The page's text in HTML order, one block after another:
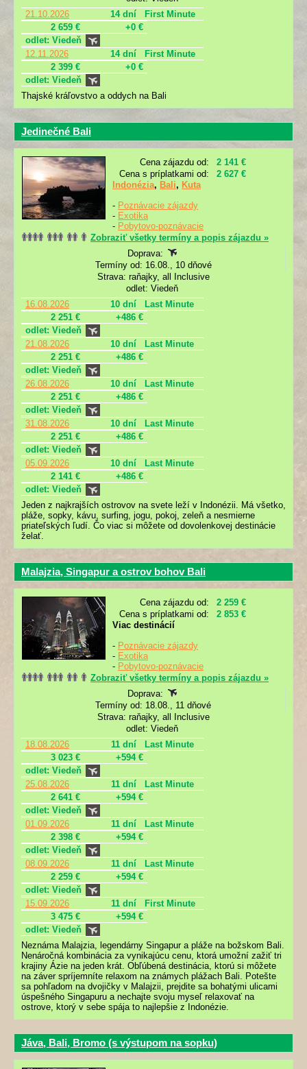
21.10.2026
14 dní
First Minute
2 659 €
+0 €
odlet: Viedeň
12.11.2026
14 dní
First Minute
2 399 €
+0 €
odlet: Viedeň
Thajské kráľovstvo a oddych na Bali
Jedinečné Bali
Cena zájazdu od:
2 141 €
Cena s príplatkami od:
2 627 €
Indonézia, Bali, Kuta
- Poznávacie zájazdy
- Exotika
- Pobytovo-poznávacie
Zobraziť všetky termíny a popis zájazdu »
Doprava:
Termíny od: 16.08., 10 dňové
Strava: raňajky, all Inclusive
odlet: Viedeň
16.08.2026
10 dní
Last Minute
2 251 €
+486 €
odlet: Viedeň
21.08.2026
10 dní
Last Minute
2 251 €
+486 €
odlet: Viedeň
26.08.2026
10 dní
Last Minute
2 251 €
+486 €
odlet: Viedeň
31.08.2026
10 dní
Last Minute
2 251 €
+486 €
odlet: Viedeň
05.09.2026
10 dní
Last Minute
2 141 €
+486 €
odlet: Viedeň
Jeden z najkrajších ostrovov na svete leží v Indonézii. Má všetko,
pláže, sopky, kávu, surfing, jogu, pokoj, zeleň a nesmierne
priateľských ľudí. Čo viac si môžete od dovolenkovej destinácie
želať.
Malajzia, Singapur a ostrov bohov Bali
Cena zájazdu od:
2 259 €
Cena s príplatkami od:
2 853 €
Viac destinácií
- Poznávacie zájazdy
- Exotika
- Pobytovo-poznávacie
Zobraziť všetky termíny a popis zájazdu »
Doprava:
Termíny od: 18.08., 11 dňové
Strava: raňajky, all Inclusive
odlet: Viedeň
18.08.2026
11 dní
Last Minute
3 023 €
+594 €
odlet: Viedeň
25.08.2026
11 dní
Last Minute
2 641 €
+594 €
odlet: Viedeň
01.09.2026
11 dní
Last Minute
2 398 €
+594 €
odlet: Viedeň
08.09.2026
11 dní
Last Minute
2 259 €
+594 €
odlet: Viedeň
15.09.2026
11 dní
First Minute
3 475 €
+594 €
odlet: Viedeň
Neznáma Malajzia, legendárny Singapur a pláže na božskom Bali.
Nenáročná kombinácia za vynikajúcu cenu, ktorá umožní zažiť tri
krajiny Ázie na jeden krát. Obľúbená destinácia, ktorú si môžete
na záver spríjemníte relaxom na známych plážach Bali. Potešte
sa pohľadom na dvojičky v Malajzii, prejdite sa bohatými ulicami
úspešného Singapuru a nechajte svoju myseľ relaxovať na
ostrove, ktorý v sebe spája to najlepšie z Indonézie.
Jáva, Bali, Bromo (s výstupom na sopku)